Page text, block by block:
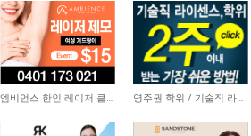
3,378 엠비언스 한인 레이저 클리닉 19,478 영주권 학위 / 기술직 라이센스 최소2주안에 받기! (요리, 페인팅, 용접, 차일드케어 등…